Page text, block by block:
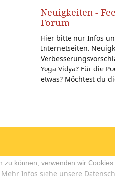
Neuigkeiten -
Forum
Hier bitte nur Infos
Internetseiten.
Yoga Vidya? Für die
etwas? Möchtest du
können, verwenden wir Cookies.
Mehr Infos siehe unsere